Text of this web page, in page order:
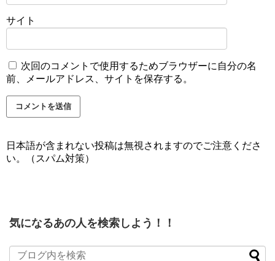
サイト
次回のコメントで使用するためブラウザーに自分の名
前、メールアドレス、サイトを保存する。
日本語が含まれない投稿は無視されますのでご注意くださ
い。（スパム対策）
気になるあの人を検索しよう！！